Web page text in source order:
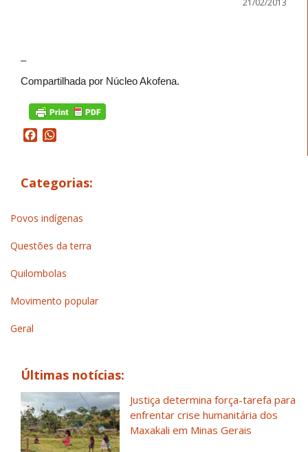
–
Compartilhada por Núcleo Akofena.
Facebook
Categorias:
Povos indígenas
Questões da terra
Quilombolas
Movimento popular
Geral
Últimas notícias:
Justiça determina força-tarefa para
enfrentar crise humanitária dos
Maxakali em Minas Gerais